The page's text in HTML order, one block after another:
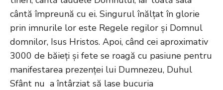
cântă împreună cu ei. Singurul înălțat în glorie
prin imnurile lor este Regele regilor și Domnul
domnilor, Isus Hristos. Apoi, când cei aproximativ
3000 de băieți și fete se roagă cu pasiune pentru
manifestarea prezenței lui Dumnezeu, Duhul
Sfânt nu a întârziat să lase bucuria